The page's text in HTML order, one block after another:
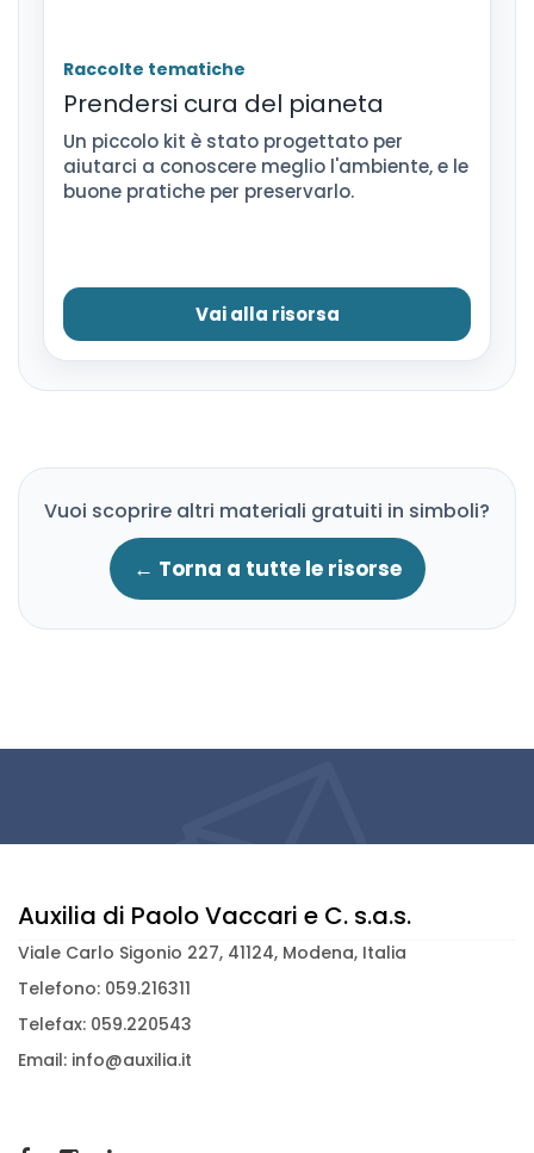
Raccolte tematiche
Prendersi cura del pianeta
Un piccolo kit è stato progettato per
aiutarci a conoscere meglio l'ambiente, e le
buone pratiche per preservarlo.
Vai alla risorsa
Vuoi scoprire altri materiali gratuiti in simboli?
← Torna a tutte le risorse
Auxilia di Paolo Vaccari e C. s.a.s.
Viale Carlo Sigonio 227, 41124, Modena, Italia
Telefono: 059.216311
Telefax: 059.220543
Email: info@auxilia.it